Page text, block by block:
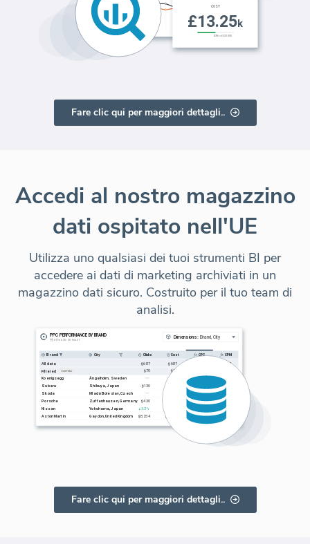
Fare clic qui per maggiori dettagli..
Accedi al nostro magazzino
dati ospitato nell'UE
Utilizza uno qualsiasi dei tuoi strumenti BI per
accedere ai dati di marketing archiviati in un
magazzino dati sicuro. Costruito per il tuo team di
analisi.
Fare clic qui per maggiori dettagli..